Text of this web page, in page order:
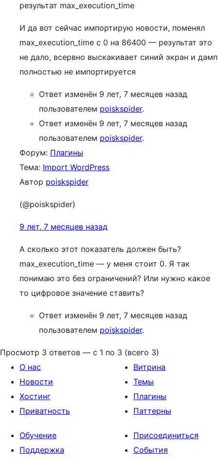
результат max_execution_time
И да вот сейчас импортирую новости, поменял
max_execution_time с 0 на 86400 — результат это
не дало, всервно выскакивает синий экран и дамп
полностью не импортируется
Ответ изменён 9 лет, 7 месяцев назад
пользователем poiskspider.
Ответ изменён 9 лет, 7 месяцев назад
пользователем poiskspider.
Форум: Плагины
Тема: Import WordPress
Автор poiskspider
(@poiskspider)
9 лет, 7 месяцев назад
А сколько этот показатель должен быть?
max_execution_time — у меня стоит 0. Я так
понимаю это без ограничений? Или нужно какое
то цифровое значение ставить?
Ответ изменён 9 лет, 7 месяцев назад
пользователем poiskspider.
Просмотр 3 ответов — с 1 по 3 (всего 3)
О нас
Новости
Хостинг
Приватность
Витрина
Темы
Плагины
Паттерны
Обучение
Поддержка
Присоединиться
События